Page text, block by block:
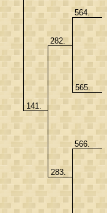
141.
282.
564.
565.
283.
566.